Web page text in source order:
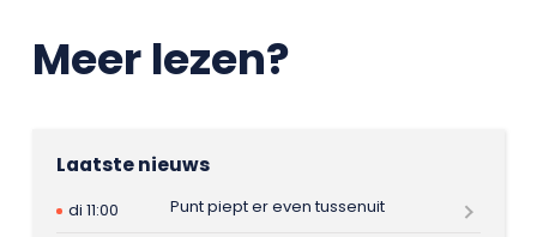
Meer lezen?
Laatste nieuws
di 11:00
Punt piept er even tussenuit